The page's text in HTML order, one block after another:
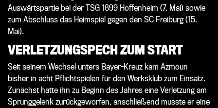
Auswärtspartie bei der TSG 1899 Hoffenheim (7. Mai) sowie
zum Abschluss das Heimspiel gegen den SC Freiburg (15.
Mai).
VERLETZUNGSPECH ZUM START
Seit seinem Wechsel unters Bayer-Kreuz kam Azmoun
bisher in acht Pflichtspielen für den Werksklub zum Einsatz.
Zunächst hatte ihn zu Beginn des Jahres eine Verletzung am
Sprunggelenk zurückgeworfen, anschließend musste er eine